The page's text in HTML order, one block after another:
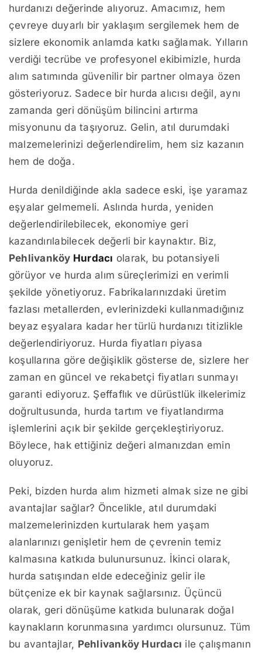
hurdanızı değerinde alıyoruz. Amacımız, hem
çevreye duyarlı bir yaklaşım sergilemek hem de
sizlere ekonomik anlamda katkı sağlamak. Yılların
verdiği tecrübe ve profesyonel ekibimizle, hurda
alım satımında güvenilir bir partner olmaya özen
gösteriyoruz. Sadece bir hurda alıcısı değil, aynı
zamanda geri dönüşüm bilincini artırma
misyonunu da taşıyoruz. Gelin, atıl durumdaki
malzemelerinizi değerlendirelim, hem siz kazanın
hem de doğa.
Hurda denildiğinde akla sadece eski, işe yaramaz
eşyalar gelmemeli. Aslında hurda, yeniden
değerlendirilebilecek, ekonomiye geri
kazandırılabilecek değerli bir kaynaktır. Biz,
Pehlivanköy Hurdacı olarak, bu potansiyeli
görüyor ve hurda alım süreçlerimizi en verimli
şekilde yönetiyoruz. Fabrikalarınızdaki üretim
fazlası metallerden, evlerinizdeki kullanmadığınız
beyaz eşyalara kadar her türlü hurdanızı titizlikle
değerlendiriyoruz. Hurda fiyatları piyasa
koşullarına göre değişiklik gösterse de, sizlere her
zaman en güncel ve rekabetçi fiyatları sunmayı
garanti ediyoruz. Şeffaflık ve dürüstlük ilkelerimiz
doğrultusunda, hurda tartım ve fiyatlandırma
işlemlerini açık bir şekilde gerçekleştiriyoruz.
Böylece, hak ettiğiniz değeri almanızdan emin
oluyoruz.
Peki, bizden hurda alım hizmeti almak size ne gibi
avantajlar sağlar? Öncelikle, atıl durumdaki
malzemelerinizden kurtularak hem yaşam
alanlarınızı genişletir hem de çevrenin temiz
kalmasına katkıda bulunursunuz. İkinci olarak,
hurda satışından elde edeceğiniz gelir ile
bütçenize ek bir kaynak sağlarsınız. Üçüncü
olarak, geri dönüşüme katkıda bulunarak doğal
kaynakların korunmasına yardımcı olursunuz. Tüm
bu avantajlar, Pehlivanköy Hurdacı ile çalışmanın